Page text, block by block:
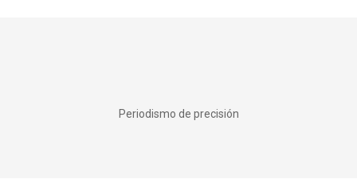
Periodismo de precisión